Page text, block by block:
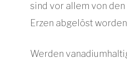
sind vor allem von
Erzen abgelöst
Werden